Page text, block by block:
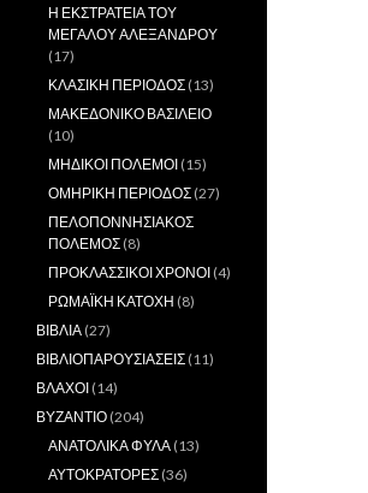
Η ΕΚΣΤΡΑΤΕΙΑ ΤΟΥ
ΜΕΓΑΛΟΥ ΑΛΕΞΑΝΔΡΟΥ
(17)
ΚΛΑΣΙΚΗ ΠΕΡΙΟΔΟΣ (13)
ΜΑΚΕΔΟΝΙΚΟ ΒΑΣΙΛΕΙΟ
(10)
ΜΗΔΙΚΟΙ ΠΟΛΕΜΟΙ (15)
ΟΜΗΡΙΚΗ ΠΕΡΙΟΔΟΣ (27)
ΠΕΛΟΠΟΝΝΗΣΙΑΚΟΣ
ΠΟΛΕΜΟΣ (8)
ΠΡΟΚΛΑΣΣΙΚΟΙ ΧΡΟΝΟΙ (4)
ΡΩΜΑΪΚΗ ΚΑΤΟΧΗ (8)
ΒΙΒΛΙΑ (27)
ΒΙΒΛΙΟΠΑΡΟΥΣΙΑΣΕΙΣ (11)
ΒΛΑΧΟΙ (14)
ΒΥΖΑΝΤΙΟ (204)
ΑΝΑΤΟΛΙΚΑ ΦΥΛΑ (13)
ΑΥΤΟΚΡΑΤΟΡΕΣ (36)